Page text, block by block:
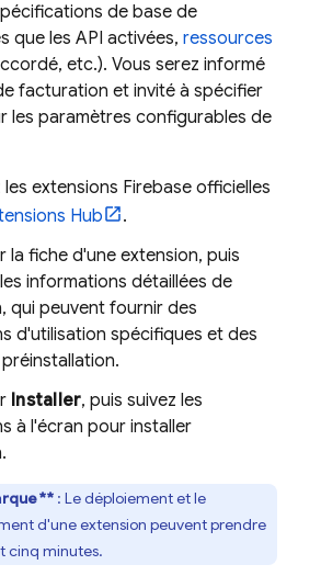
de base de
que les API activées, ressources
etc.). Vous serez informé
facturation et invité à spécifier
les paramètres configurables de
extensions Firebase officielles
Hub
.
la fiche d'une extension, puis
informations détaillées de
qui peuvent fournir des
d'utilisation spécifiques et des
Installer, puis suivez les
à l'écran pour installer
: Le déploiement et le
d'une extension peuvent prendre
cinq minutes.